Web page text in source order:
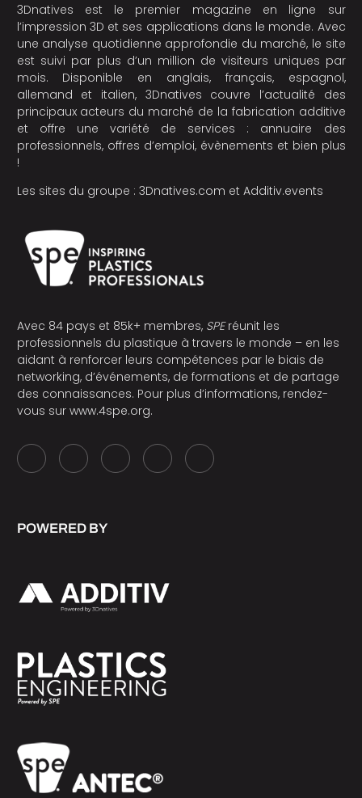
3Dnatives est le premier magazine en ligne sur
l’impression 3D et ses applications dans le monde. Avec
une analyse quotidienne approfondie du marché, le site
est suivi par plus d’un million de visiteurs uniques par
mois. Disponible en anglais, français, espagnol,
allemand et italien, 3Dnatives couvre l’actualité des
principaux acteurs du marché de la fabrication additive
et offre une variété de services : annuaire des
professionnels, offres d’emploi, évènements et bien plus
!
Les sites du groupe : 3Dnatives.com et Additiv.events
Avec 84 pays et 85k+ membres, SPEréunit les
professionnels du plastique à travers le monde – en les
aidant à renforcer leurs compétences par le biais de
networking, d’événements, de formations et de partage
des connaissances. Pour plus d’informations, rendez-
vous sur www.4spe.org.
POWERED BY